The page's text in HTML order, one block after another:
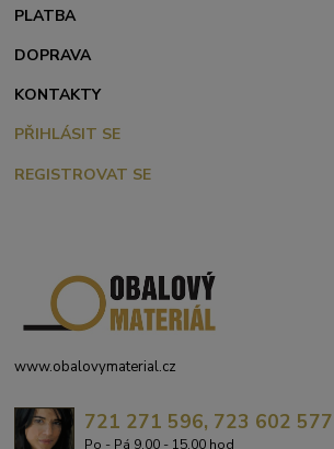
PLATBA
DOPRAVA
KONTAKTY
PŘIHLÁSIT SE
REGISTROVAT SE
www.obalovymaterial.cz
721 271 596, 723 602 577
Po - Pá 9,00 - 15,00 hod